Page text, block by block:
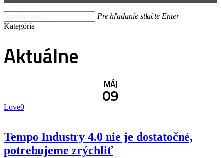
Pre hľadanie stlačte Enter
Close
Kategória
Aktuálne
MÁJ
09
Love0
Tempo Industry 4.0 nie je dostatočné,
potrebujeme zrýchliť